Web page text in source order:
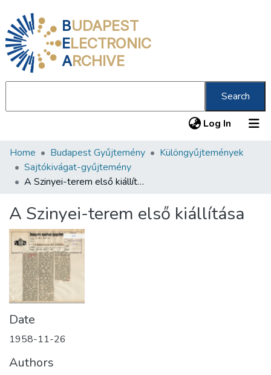
BUDAPEST
ELECTRONIC
ARCHIVE
Search
Log In (current)
Communities & Collections
All of DSpace
About us
Home Budapest Gyűjtemény
Különgyűjtemények
Sajtókivágat-gyűjtemény
A Szinyei-terem első kiállítása
A Szinyei-terem első kiállítása
Date
1958-11-26
Authors